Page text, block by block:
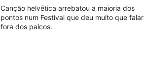
Canção helvética arrebatou a maioria dos
pontos num Festival que deu muito que falar
fora dos palcos.